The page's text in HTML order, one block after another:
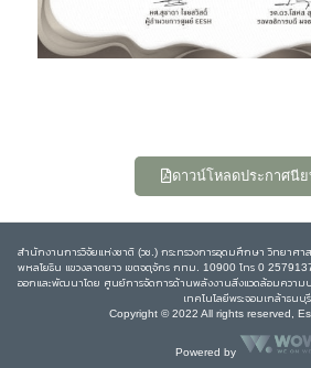
ดาวน์โหลดประกาศนี
สำนักงานการวิจัยแห่งชาติ (วช.) กระทรวงการอุดมศึกษา วิทยาศ
พหลโยธิน แขวงลาดยาว เขตจตุจักร กทม. 10900 โทร 0
ออกและพัฒนาโดย ศูนย์การจัดการด้านพลังงานสิ่งแวดล้อมความ
เทคโนโลยีพระจอมเกล้าธนบุรี
Copyright © 2022 All rights reserved,
Powered by